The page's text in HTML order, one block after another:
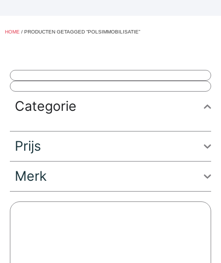
HOME / PRODUCTEN GETAGGED “POLSIMMOBILISATIE”
Categorie
Prijs
Merk